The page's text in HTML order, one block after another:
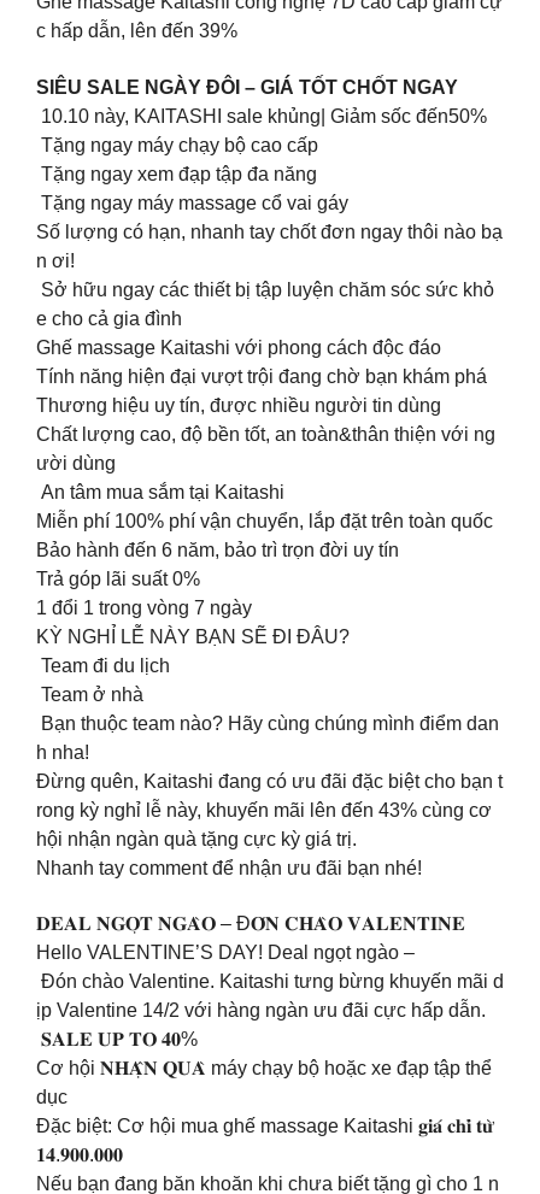
c hấp dẫn, lên đến 39%
SIÊU SALE NGÀY ĐÔI – GIÁ TỐT CHỐT NGAY ️
10.10 này, KAITASHI sale khủng| Giảm sốc đến50%
Tặng ngay máy chạy bộ cao cấp
Tặng ngay xem đạp tập đa năng
Tặng ngay máy massage cổ vai gáy
Số lượng có hạn, nhanh tay chốt đơn ngay thôi nào bạ
n ơi!
️ Sở hữu ngay các thiết bị tập luyện chăm sóc sức khỏ
e cho cả gia đình
Ghế massage Kaitashi với phong cách độc đáo
Tính năng hiện đại vượt trội đang chờ bạn khám phá
Thương hiệu uy tín, được nhiều người tin dùng
Chất lượng cao, độ bền tốt, an toàn&thân thiện với ng
ười dùng
An tâm mua sắm tại Kaitashi
Miễn phí 100% phí vận chuyển, lắp đặt trên toàn quốc
Bảo hành đến 6 năm, bảo trì trọn đời uy tín
Trả góp lãi suất 0%
1 đổi 1 trong vòng 7 ngày
KỲ NGHỈ LỄ NÀY BẠN SẼ ĐI ĐÂU?
Team đi du lịch
Team ở nhà
Bạn thuộc team nào? Hãy cùng chúng mình điểm dan
h nha!
Đừng quên, Kaitashi đang có ưu đãi đặc biệt cho bạn t
rong kỳ nghỉ lễ này, khuyến mãi lên đến 43% cùng cơ
hội nhận ngàn quà tặng cực kỳ giá trị.
Nhanh tay comment để nhận ưu đãi bạn nhé!
𝐃𝐄𝐀𝐋 𝐍𝐆𝐎̣𝐓 𝐍𝐆𝐀̀𝐎 – Đ𝐎́𝐍 𝐂𝐇𝐀̀𝐎 𝐕𝐀𝐋𝐄𝐍𝐓𝐈𝐍𝐄
Hello VALENTINE’S DAY! Deal ngọt ngào –
Đón chào Valentine. Kaitashi tưng bừng khuyến mãi d
ịp Valentine 14/2 với hàng ngàn ưu đãi cực hấp dẫn.
𝐒𝐀𝐋𝐄 𝐔𝐏 𝐓𝐎 𝟒𝟎%
Cơ hội 𝐍𝐇𝐀̣̂𝐍 𝐐𝐔𝐀̀ máy chạy bộ hoặc xe đạp tập thể
dục
Đặc biệt: Cơ hội mua ghế massage Kaitashi 𝐠𝐢𝐚́ 𝐜𝐡𝐢̉ 𝐭𝐮̛̀
𝟏𝟒.𝟗𝟎𝟎.𝟎𝟎𝟎
Nếu bạn đang băn khoăn khi chưa biết tặng gì cho 1 n